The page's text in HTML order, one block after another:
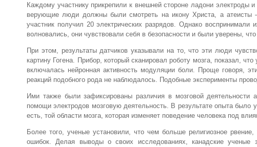
Каждому участнику прикрепили к внешней стороне ладони электроды
верующие люди должны были смотреть на икону Христа, а атеисты
участник получил 20 электрических разрядов. Однако
волновались, они чувствовали себя в безопасности и были уверены, что
При этом, результаты датчиков указывали на то, что эти люди
картину Гогена. Прибор, который сканировал роботу мозга, показал,
включалась нейронная активность модуляции боли. Проще говоря,
реакций подобного рода не наблюдалось. Подобные эксперименты
Ими также были зафиксированы различия в мозговой
помощи электродов мозговую деятельность. В результате опыта
есть, той области мозга, которая изменяет поведение человека под
Более того, ученые установили, что чем больше религиозное
ошибок. Делая выводы о своих исследованиях, канадские